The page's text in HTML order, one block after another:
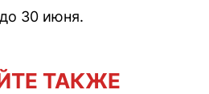
30 июня.
ТАКЖЕ